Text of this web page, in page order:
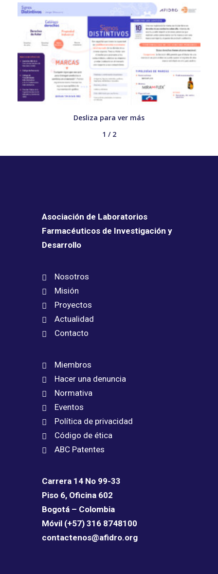
Desliza para ver más
1 / 2
Asociación de Laboratorios
Farmacéuticos de Investigación y
Desarrollo
Nosotros
Misión
Proyectos
Actualidad
Contacto
Miembros
Hacer una denuncia
Normativa
Eventos
Política de privacidad
Código de ética
ABC Patentes
Carrera 14 No 99-33
Piso 6, Oficina 602
Bogotá – Colombia
Móvil (+57) 316 8748100
contactenos@afidro.org